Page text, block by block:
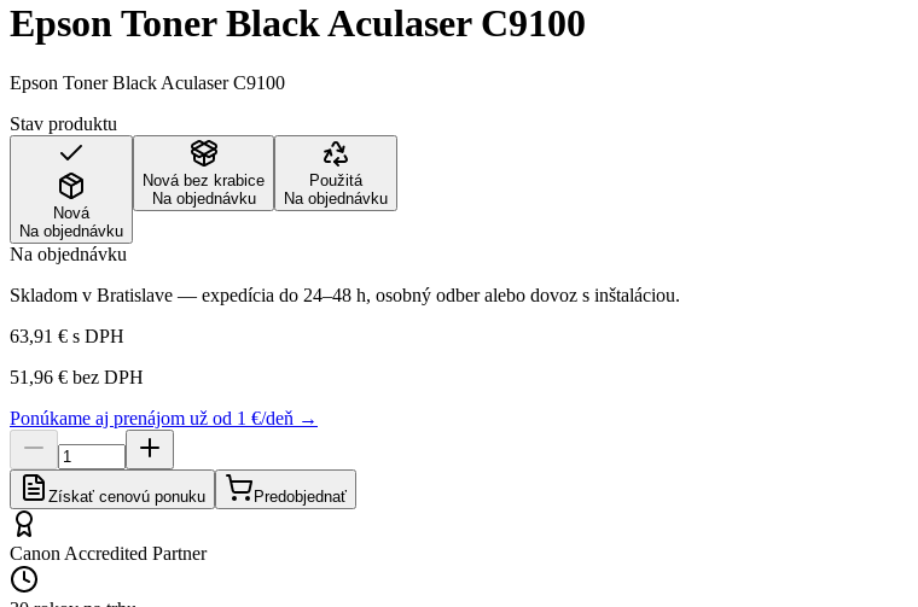
Epson Toner Black Aculaser C9100
Epson Toner Black Aculaser C9100
Stav produktu
Nová
Na objednávku
Nová bez krabice
Na objednávku
Použitá
Na objednávku
Na objednávku
Skladom v Bratislave — expedícia do 24–48 h, osobný odber alebo dovoz s inštaláciou.
63,91 € s DPH
51,96 € bez DPH
Ponúkame aj prenájom už od 1 €/deň →
Získať cenovú ponuku Predobjednať
Canon Accredited Partner